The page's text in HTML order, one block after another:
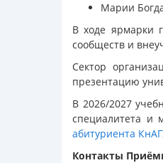
Марии
В ходе ярмарки
сообществ и
Сектор
презентацию
В 2026/2027
специалитета и
абитуриента
Контакты